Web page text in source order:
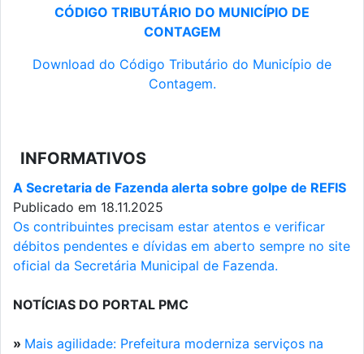
CÓDIGO TRIBUTÁRIO DO MUNICÍPIO DE
CONTAGEM
Download do Código Tributário do Município de
Contagem.
INFORMATIVOS
A Secretaria de Fazenda alerta sobre golpe de REFIS
Publicado em 18.11.2025
Os contribuintes precisam estar atentos e verificar
débitos pendentes e dívidas em aberto sempre no site
oficial da Secretária Municipal de Fazenda.
NOTÍCIAS DO PORTAL PMC
» Mais agilidade: Prefeitura moderniza serviços na